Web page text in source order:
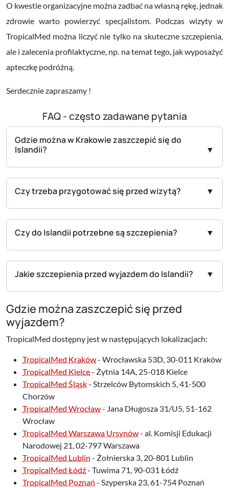
O kwestie organizacyjne można zadbać na własną rękę, jednak
zdrowie warto powierzyć specjalistom. Podczas wizyty w
TropicalMed można liczyć nie tylko na skuteczne szczepienia,
ale i zalecenia profilaktyczne, np. na temat tego, jak wyposażyć
apteczkę podróżną.
Serdecznie zapraszamy !
FAQ - często zadawane pytania
Gdzie można w Krakowie zaszczepić się do
Islandii?
Czy trzeba przygotować się przed wizytą?
Czy do Islandii potrzebne są szczepienia?
Jakie szczepienia przed wyjazdem do Islandii?
Gdzie można zaszczepić się przed
wyjazdem?
TropicalMed dostępny jest w następujących lokalizacjach:
TropicalMed Kraków- Wrocławska 53D, 30-011 Kraków
TropicalMed Kielce- Żytnia 14A, 25-018 Kielce
TropicalMed Śląsk- Strzelców Bytomskich 5, 41-500
Chorzów
TropicalMed Wrocław- Jana Długosza 31/U5, 51-162
Wrocław
TropicalMed Warszawa Ursynów- al. Komisji Edukacji
Narodowej 21, 02-797 Warszawa
TropicalMed Lublin - Żołnierska 3, 20-801 Lublin
TropicalMed Łódź- Tuwima 71, 90-031 Łódź
TropicalMed Poznań - Szyperska 23, 61-754 Poznań